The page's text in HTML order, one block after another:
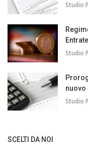
Studio
Entrate
Studio
nuovo
Studio
SCELTI DA NOI